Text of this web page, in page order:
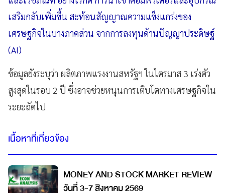
เสริมกลับเพิ่มขึ้น สะท้อนสัญญาณความแข็งแกร่งของ
เศรษฐกิจในบางภาคส่วน จากการลงทุนด้านปัญญาประดิษฐ์
(AI)
ข้อมูลยังระบุว่า ผลิตภาพแรงงานสหรัฐฯ ในไตรมาส 3 เร่งตัว
สูงสุดในรอบ 2 ปี ซึ่งอาจช่วยหนุนการเติบโตทางเศรษฐกิจใน
ระยะถัดไป
เนื้อหาที่เกี่ยวข้อง
MONEY AND STOCK MARKET REVIEW
วันที่ 3-7 สิงหาคม 2569